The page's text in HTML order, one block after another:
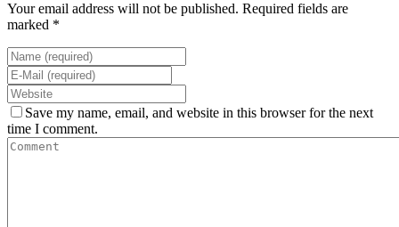
Your email address will not be published. Required fields are
marked *
Save my name, email, and website in this browser for the next
time I comment.